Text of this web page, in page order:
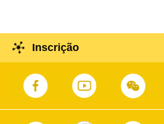
Inscrição